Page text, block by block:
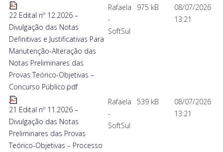
22 Edital nº 12.2026 –
Divulgação das Notas
Definitivas e Justificativas Para
Manutenção-Alteração das
Notas Preliminares das
Provas Teórico-Objetivas –
Concurso Público.pdf
Rafaela
-
SoftSul
975 kB
08/07/2026
13:21
21 Edital nº 11.2026 –
Divulgação das Notas
Preliminares das Provas
Teórico-Objetivas – Processo
Rafaela
-
SoftSul
539 kB
08/07/2026
13:21